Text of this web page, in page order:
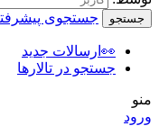
جستجو جستجوی
👀ارسالات جدید
جستجو در تالارها
منو
ورود